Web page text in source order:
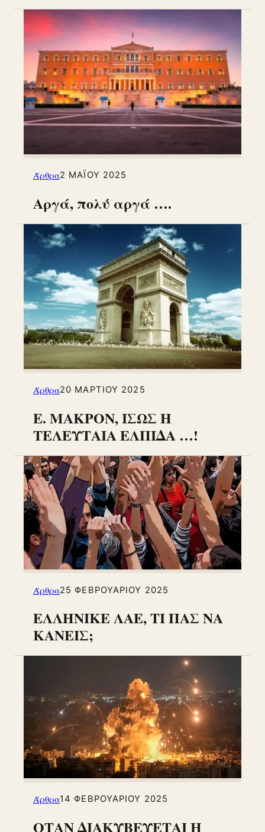
Άρθρα2 ΜΑΪ́ΟΥ 2025
Αργά, πολύ αργά ….
Άρθρα20 ΜΑΡΤΊΟΥ 2025
Ε. ΜΑΚΡΟΝ, ΙΣΩΣ Η
ΤΕΛΕΥΤΑΙΑ ΕΛΠΙΔΑ …!
Άρθρα25 ΦΕΒΡΟΥΑΡΊΟΥ 2025
ΕΛΛΗΝΙΚΕ ΛΑΕ, ΤΙ ΠΑΣ ΝΑ
ΚΑΝΕΙΣ;
Άρθρα14 ΦΕΒΡΟΥΑΡΊΟΥ 2025
ΟΤΑΝ ΔΙΑΚΥΒΕΥΕΤΑΙ Η